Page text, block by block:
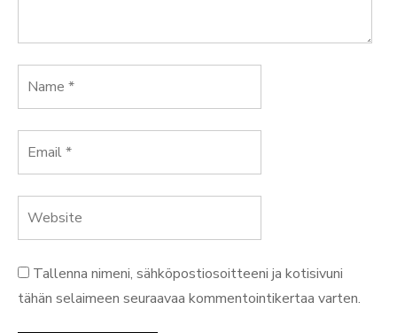
Tallenna nimeni, sähköpostiosoitteeni ja kotisivuni
tähän selaimeen seuraavaa kommentointikertaa varten.